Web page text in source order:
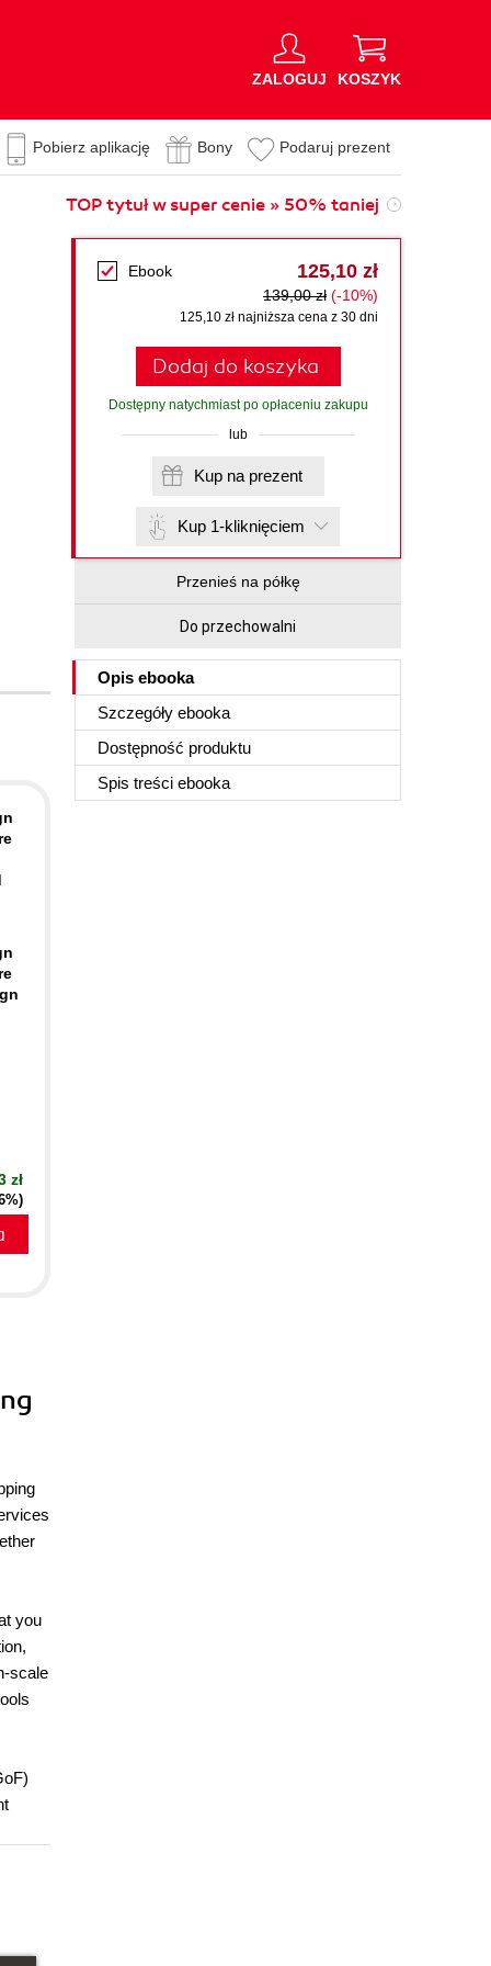
ZALOGUJ KOSZYK
Pobierz aplikację Bony Podaruj prezent
TOP tytuł w super cenie » 50% taniej
Ebook 125,10 zł
139,00 zł (-10%)
125,10 zł najniższa cena z 30 dni
Dodaj do koszyka
Dostępny natychmiast po opłaceniu zakupu
lub
Kup na prezent
Kup 1-kliknięciem
Przenieś na półkę
Do przechowalni
Opis ebooka
Szczegóły ebooka
Dostępność produktu
Spis treści ebooka
zł
you
scale